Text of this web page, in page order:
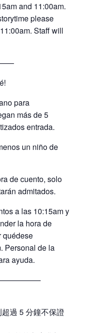
and 11:00am.
please
Staff will
para
más de 5
entrada.
un niño de
de cuento, solo
admitados.
a las 10:15am y
la hora de
quédese
Personal de la
ayuda.
過 5 分鐘不保證